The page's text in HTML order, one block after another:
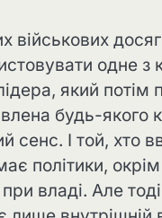
одне
який потім
​​будь-якого
І той, хто
політики,
владі. Але